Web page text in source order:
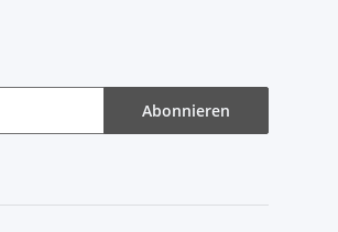
Abonnieren